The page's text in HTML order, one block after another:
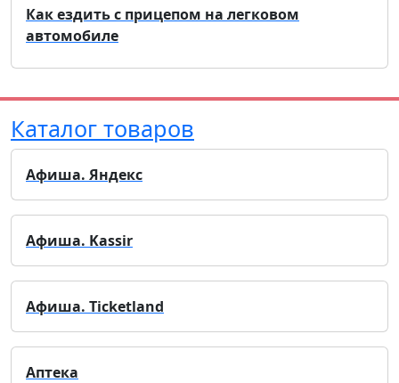
Как ездить с прицепом на легковом
автомобиле
Каталог товаров
Афиша. Яндекс
Афиша. Kassir
Афиша. Ticketland
Аптека